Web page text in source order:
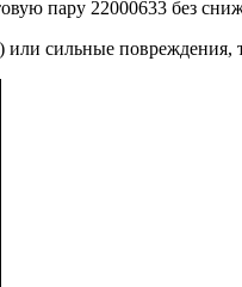
пару 22000633 без
сильные повреждения,